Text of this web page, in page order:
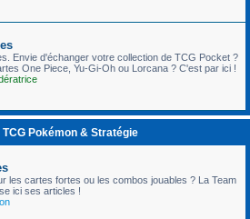
Envie d'échanger votre collection de TCG Pocket ?
One Piece, Yu-Gi-Oh ou Lorcana ? C'est par ici !
TCG Pokémon & Stratégie
les cartes fortes ou les combos jouables ? La Team
ici ses articles !